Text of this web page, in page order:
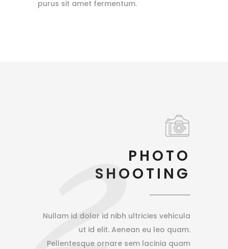
purus sit amet fermentum.
PHOTO
SHOOTING
Nullam id dolor id nibh ultricies vehicula
ut id elit. Aenean eu leo quam.
Pellentesque ornare sem lacinia quam